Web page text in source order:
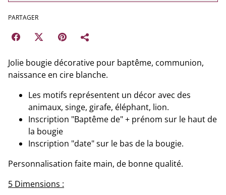
PARTAGER
Jolie bougie décorative pour baptême, communion,
naissance en cire blanche.
Les motifs représentent un décor avec des
animaux, singe, girafe, éléphant, lion.
Inscription "Baptême de" + prénom sur le haut de
la bougie
Inscription "date" sur le bas de la bougie.
Personnalisation faite main, de bonne qualité.
5 Dimensions :